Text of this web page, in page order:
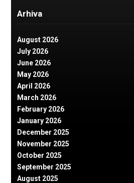
Arhiva
August 2026
July 2026
June 2026
May 2026
April 2026
March 2026
February 2026
January 2026
December 2025
November 2025
October 2025
September 2025
August 2025